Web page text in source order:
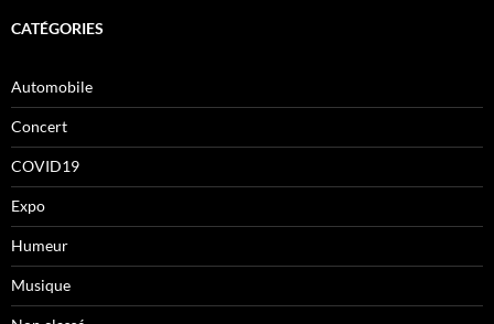
CATÉGORIES
Automobile
Concert
COVID19
Expo
Humeur
Musique